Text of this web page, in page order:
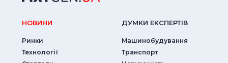
НОВИНИ
Ринки
Технології
ДУМКИ ЕКСПЕРТIВ
Машинобудування
Транспорт